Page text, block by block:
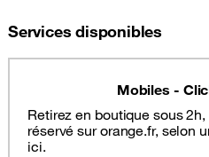
Services disponibles
Mobiles -
Retirez en boutique sous
réservé sur orange.fr, selon
ici.